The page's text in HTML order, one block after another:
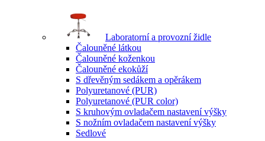
Laboratorní a provozní židle
Čalouněné látkou
Čalouněné koženkou
Čalouněné ekokůží
S dřevěným sedákem a opěrákem
Polyuretanové (PUR)
Polyuretanové (PUR color)
S kruhovým ovladačem nastavení výšky
S nožním ovladačem nastavení výšky
Sedlové